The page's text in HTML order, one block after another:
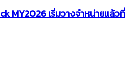
MY2026 เริ่มวางจำหน่ายแล้วที่